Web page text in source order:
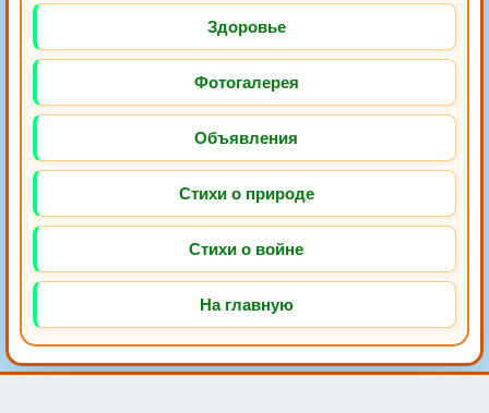
Здоровье
Фотогалерея
Объявления
Стихи о природе
Стихи о войне
На главную